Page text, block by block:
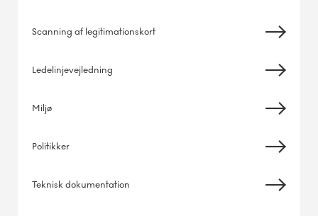
Scanning af legitimationskort
Ledelinjevejledning
Miljø
Politikker
Teknisk dokumentation